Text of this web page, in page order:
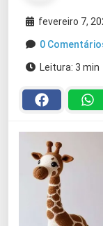
fevereiro 7,
0
Leitura: 3 min